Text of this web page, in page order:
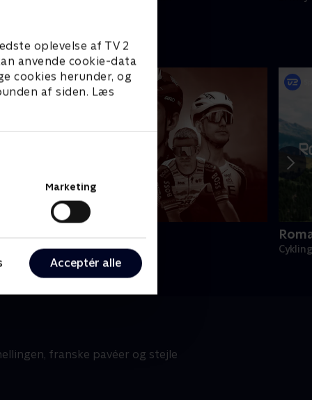
oplevelse af TV 2
anvende cookie-data
cookies herunder, og
af siden. Læs
Marketing
Acceptér alle
Cykling
franske pavéer og stejle